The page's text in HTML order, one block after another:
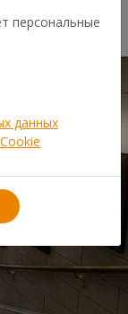
персональные
данных